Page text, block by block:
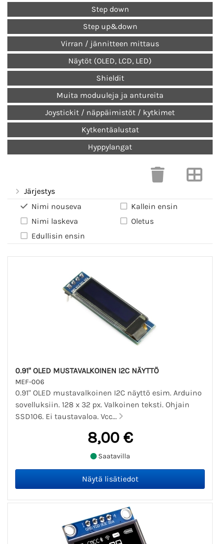
Step down
Step up&down
Virran / jännitteen mittaus
Näytöt (OLED, LCD, LED)
Shieldit
Muita moduuleja ja antureita
Joystickit / näppäimistöt / kytkimet
Kytkentäalustat
Hyppylangat
Järjestys
Nimi nouseva
Nimi laskeva
Edullisin ensin
Kallein ensin
Oletus
0.91" OLED MUSTAVALKOINEN I2C NÄYTTÖ
MEF-006
0.91" OLED mustavalkoinen I2C näyttö esim. Arduino
sovelluksiin. 128 x 32 px. Valkoinen teksti. Ohjain
SSD106. Ei taustavaloa. Vcc...
8,00 €
Saatavilla